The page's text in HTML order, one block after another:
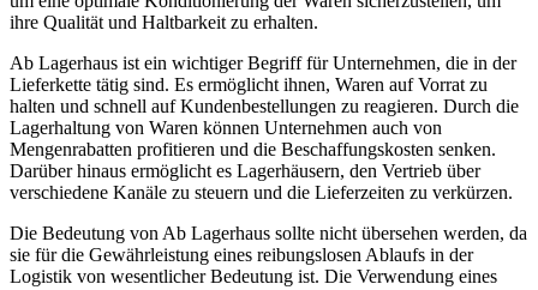
ihre Qualität und Haltbarkeit zu erhalten.
Ab Lagerhaus ist ein wichtiger Begriff für Unternehmen, die in der
Lieferkette tätig sind. Es ermöglicht ihnen, Waren auf Vorrat zu
halten und schnell auf Kundenbestellungen zu reagieren. Durch die
Lagerhaltung von Waren können Unternehmen auch von
Mengenrabatten profitieren und die Beschaffungskosten senken.
Darüber hinaus ermöglicht es Lagerhäusern, den Vertrieb über
verschiedene Kanäle zu steuern und die Lieferzeiten zu verkürzen.
Die Bedeutung von Ab Lagerhaus sollte nicht übersehen werden, da
sie für die Gewährleistung eines reibungslosen Ablaufs in der
Logistik von wesentlicher Bedeutung ist. Die Verwendung eines